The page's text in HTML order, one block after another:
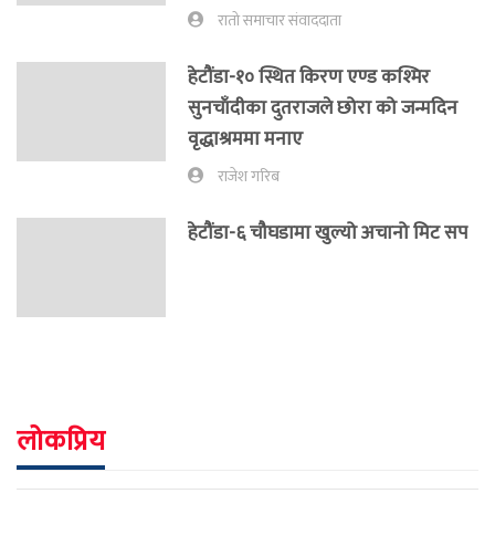
रातो समाचार संवाददाता
हेटौंडा-१० स्थित किरण एण्ड कश्मिर
सुनचाँदीका दुतराजले छोरा को जन्मदिन
वृद्धाश्रममा मनाए
राजेश गरिब
हेटौंडा-६ चौघडामा खुल्यो अचानो मिट सप
लोकप्रिय